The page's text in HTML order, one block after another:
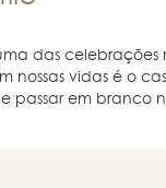
das celebrações
nossas vidas é o
passar em branco